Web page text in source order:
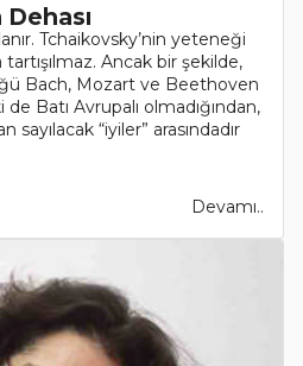
Tchaikovsky’nin yeteneği
Ancak bir şekilde,
Bach, Mozart ve Beethoven
Batı Avrupalı olmadığından,
sayılacak “iyiler” arasındadır
Devamı..